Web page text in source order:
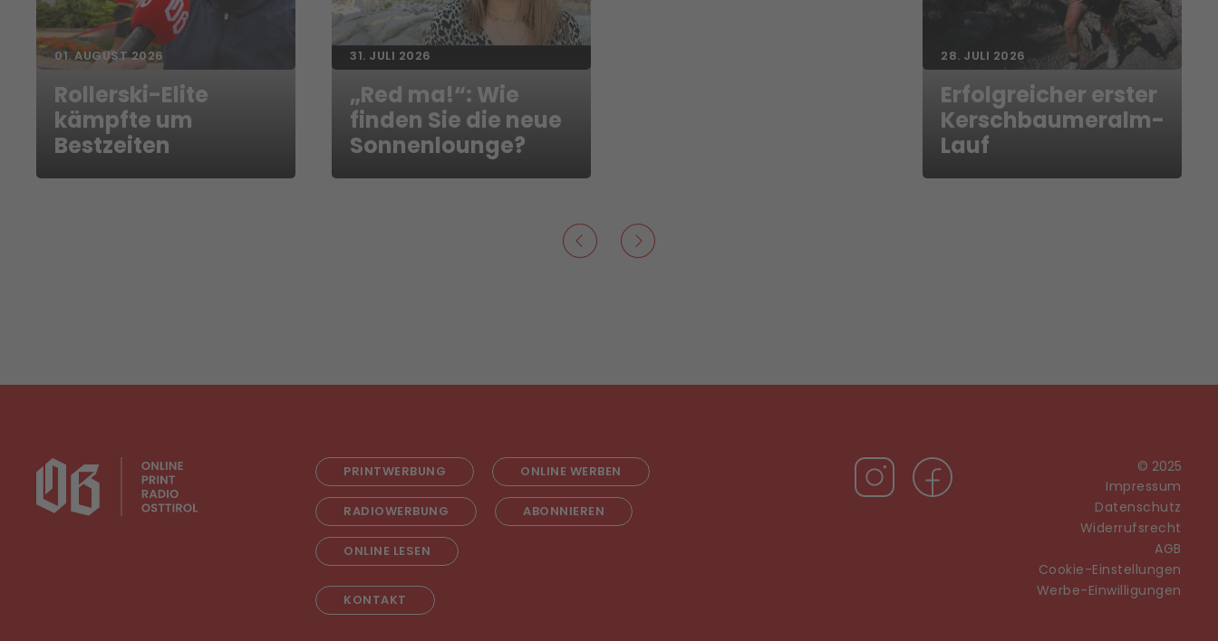
01. AUGUST 2026
Rollerski-Elite
kämpfte um
Bestzeiten
31. JULI 2026
„Red ma!“: Wie
finden Sie die neue
Sonnenlounge?
28. JULI 2026
Erfolgreicher erster
Kerschbaumeralm-
Lauf
PRINTWERBUNG ONLINE WERBEN
RADIOWERBUNG ABONNIEREN
ONLINE LESEN
KONTAKT
© 2025
Impressum
Datenschutz
Widerrufsrecht
AGB
Cookie-Einstellungen
Werbe-Einwilligungen